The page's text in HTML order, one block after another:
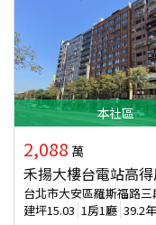
本社區
2,088 萬
禾揚大樓台電站高
台北市大安區羅斯福路三
建坪15.03 1房1廳 39.2年